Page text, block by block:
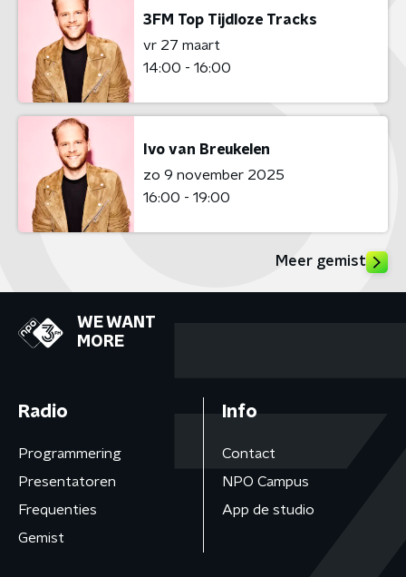
3FM Top Tijdloze Tracks
vr 27 maart
14:00 - 16:00
Ivo van Breukelen
zo 9 november 2025
16:00 - 19:00
Meer gemist
WE WANT
MORE
Radio
Programmering
Presentatoren
Frequenties
Gemist
Info
Contact
NPO Campus
App de studio